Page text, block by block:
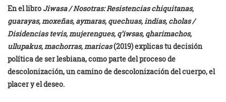
En el libro Jiwasa / Nosotras: Resistencias chiquitanas,
guarayas, moxeñas, aymaras, quechuas, indias, cholas /
Disidencias tevis, mujerengues, q’iwsas, qharimachos,
ullupakus, machorras, maricas(2019) explicas tu decisión
política de ser lesbiana, como parte del proceso de
descolonización, un camino de descolonización del cuerpo, el
placer y el deseo.